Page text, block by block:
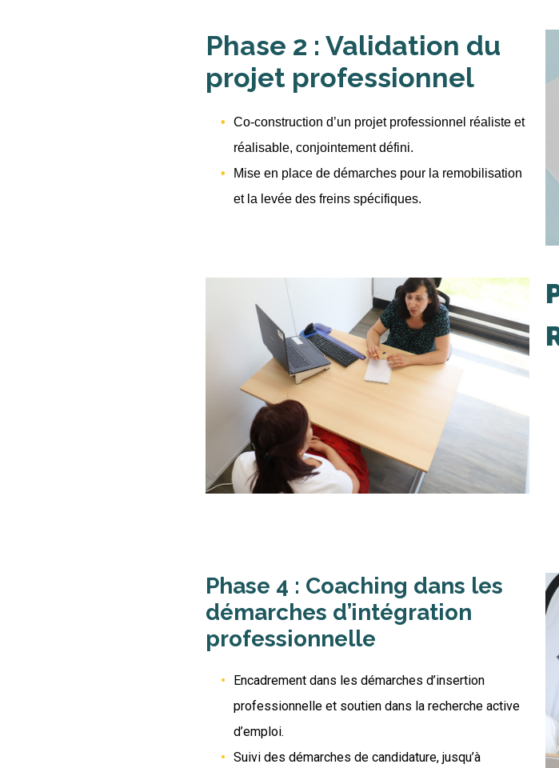
Phase 2 : Validation du
projet professionnel
Co-construction d’un projet professionnel réaliste et
réalisable, conjointement défini.
Mise en place de démarches pour la remobilisation
et la levée des freins spécifiques.
Phase 4 : Coaching dans les
démarches d’intégration
professionnelle
Encadrement dans les démarches d’insertion
professionnelle et soutien dans la recherche active
d’emploi.
Suivi des démarches de candidature, jusqu’à